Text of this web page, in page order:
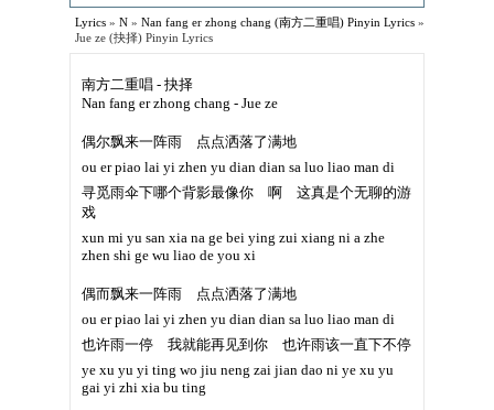
Lyrics » N » Nan fang er zhong chang (南方二重唱) Pinyin Lyrics »
Jue ze (抉择) Pinyin Lyrics
南方二重唱 - 抉择
Nan fang er zhong chang - Jue ze
偶尔飘来一阵雨 点点洒落了满地
ou er piao lai yi zhen yu dian dian sa luo liao man di
寻觅雨伞下哪个背影最像你 啊 这真是个无聊的游
戏
xun mi yu san xia na ge bei ying zui xiang ni a zhe
zhen shi ge wu liao de you xi
偶而飘来一阵雨 点点洒落了满地
ou er piao lai yi zhen yu dian dian sa luo liao man di
也许雨一停 我就能再见到你 也许雨该一直下不停
ye xu yu yi ting wo jiu neng zai jian dao ni ye xu yu
gai yi zhi xia bu ting